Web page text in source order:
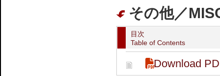
その他／
目次
Table of Contents
Download